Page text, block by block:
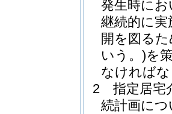
発生時に
継続的に
開を図る
いう。)を
なければ
2
指定居宅
続計画に